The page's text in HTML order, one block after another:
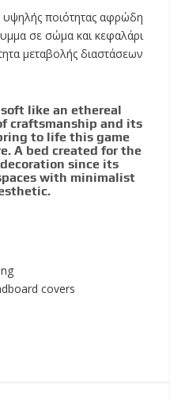
ποιότητας αφρώδη
σε σώμα και κεφαλάρι
μεταβολής διαστάσεων
like an ethereal
craftsmanship and its
to life this game
A bed created for the
since its
with minimalist
covers